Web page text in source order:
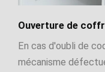
Ouverture de
En cas d'oubli de
mécanisme